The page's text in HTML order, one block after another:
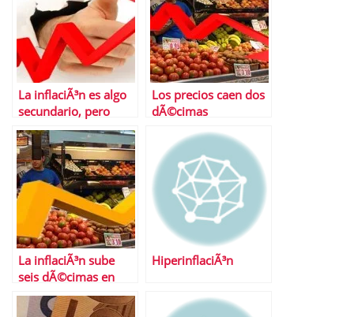
La inflaciÃ³n es algo
secundario, pero
sÃ³lo por ahora
Los precios caen dos
dÃ©cimas
La inflaciÃ³n sube
seis dÃ©cimas en
marzo
HiperinflaciÃ³n